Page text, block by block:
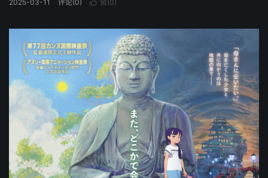
2025-03-11 评论(0)  赞(0)